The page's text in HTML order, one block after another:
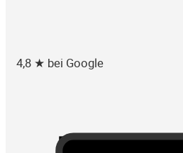
4,8 ★ bei Google